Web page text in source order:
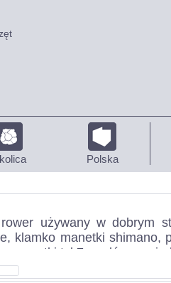
Polska
używany w dobrym
klamko manetki shimano,
tył 7 rzędów,